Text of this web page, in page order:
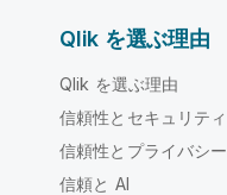
Qlik を選ぶ理由
Qlik を選ぶ理由
信頼性とセキュリティ
信頼性とプライバシー
信頼と AI